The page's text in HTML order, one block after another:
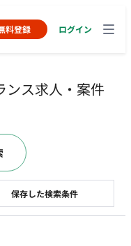
料登録 ログイン
ンス求人・案件
保存した検索条件